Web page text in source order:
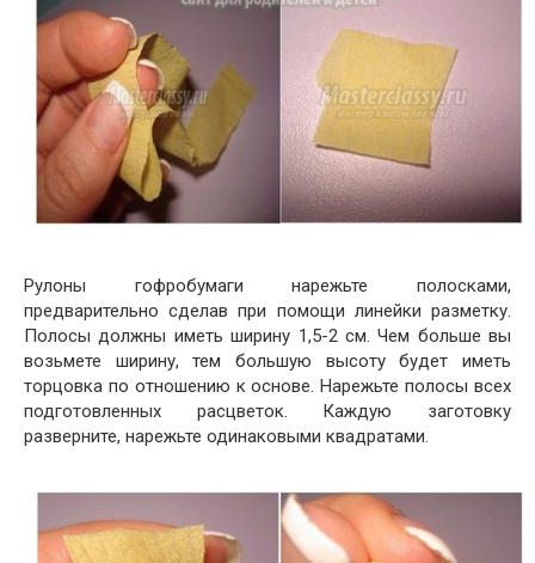
Рулоны гофробумаги нарежьте полосками,
предварительно сделав при помощи линейки разметку.
Полосы должны иметь ширину 1,5-2 см. Чем больше вы
возьмете ширину, тем большую высоту будет иметь
торцовка по отношению к основе. Нарежьте полосы всех
подготовленных расцветок. Каждую заготовку
разверните, нарежьте одинаковыми квадратами.